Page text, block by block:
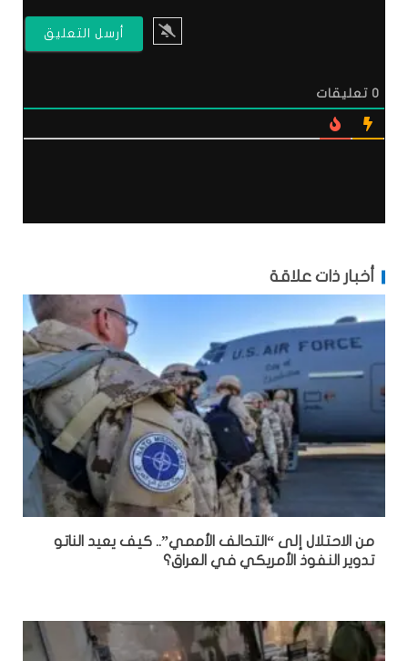
0 تعليقات
أخبار ذات علاقة
من الاحتلال إلى “التحالف الأممي”.. كيف يعيد الناتو
تدوير النفوذ الأمريكي في العراق؟